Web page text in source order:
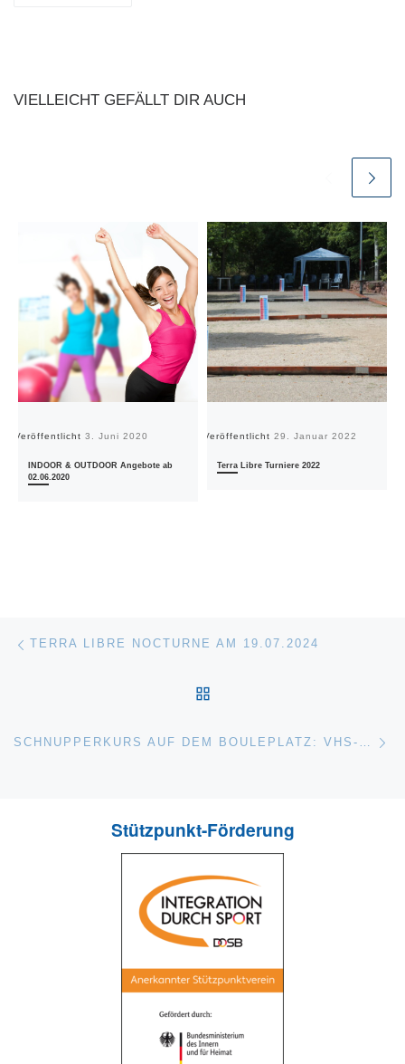
VIELLEICHT GEFÄLLT DIR AUCH
Veröffentlicht3. Juni 2020
INDOOR & OUTDOOR Angebote ab
02.06.2020
Veröffentlicht29. Januar 2022
Terra Libre Turniere 2022
Beitragsnavigation
Vorheriger Beitrag
TERRA LIBRE NOCTURNE AM 19.07.2024
SCHNUPPERKURS AUF DEM BOULEPLATZ: VHS-KURS BEGEISTERT SPORTINTERESSIERTE IN DIETZENBACH
Stützpunkt-Förderung